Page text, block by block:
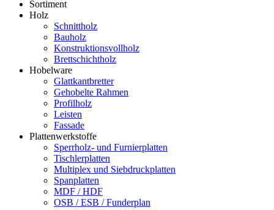
Sortiment
Holz
Schnittholz
Bauholz
Konstruktionsvollholz
Brettschichtholz
Hobelware
Glattkantbretter
Gehobelte Rahmen
Profilholz
Leisten
Fassade
Plattenwerkstoffe
Sperrholz- und Furnierplatten
Tischlerplatten
Multiplex und Siebdruckplatten
Spanplatten
MDF / HDF
OSB / ESB / Funderplan